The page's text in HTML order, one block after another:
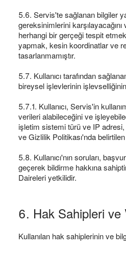
5.6. Servis'te sağlanan bilgiler
gereksinimlerini
herhangi bir gerçeği tespit
yapmak, kesin koordinatlar ve
tasarlanmamıştır.
5.7. Kullanıcı tarafından
bireysel işlevlerinin
5.7.1. Kullanıcı, Servis'in
verileri alabileceğini ve
işletim sistemi türü ve IP adresi,
ve Gizlilik Politikası'nda
5.8. Kullanıcı'nın soruları,
geçerek bildirme hakkına
Daireleri yetkilidir.
6. Hak Sahipleri ve
Kullanılan hak sahiplerinin ve